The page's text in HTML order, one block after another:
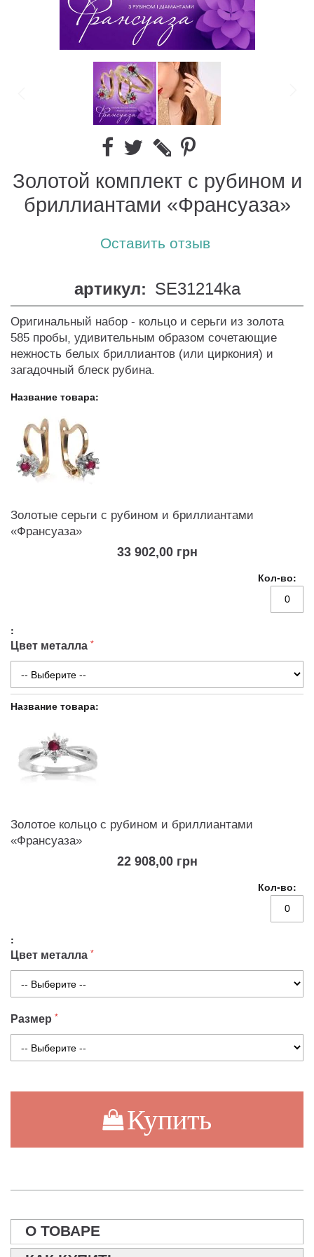
Золотой комплект с рубином и
бриллиантами «Франсуаза»
Оставить отзыв
артикул: SE31214ka
Оригинальный набор - кольцо и серьги из золота
585 пробы, удивительным образом сочетающие
нежность белых бриллиантов (или циркония) и
загадочный блеск рубина.
Позиции
Золотые серьги с рубином и бриллиантами
«Франсуаза»
33 902,00 грн
Цвет металла
Золотое кольцо с рубином и бриллиантами
«Франсуаза»
22 908,00 грн
Цвет металла
Размер
Купить
О ТОВАРЕ